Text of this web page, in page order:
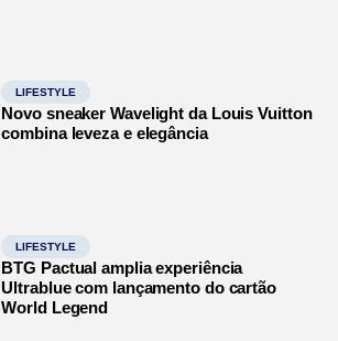
LIFESTYLE
Novo sneaker Wavelight da Louis Vuitton
combina leveza e elegância
LIFESTYLE
BTG Pactual amplia experiência
Ultrablue com lançamento do cartão
World Legend